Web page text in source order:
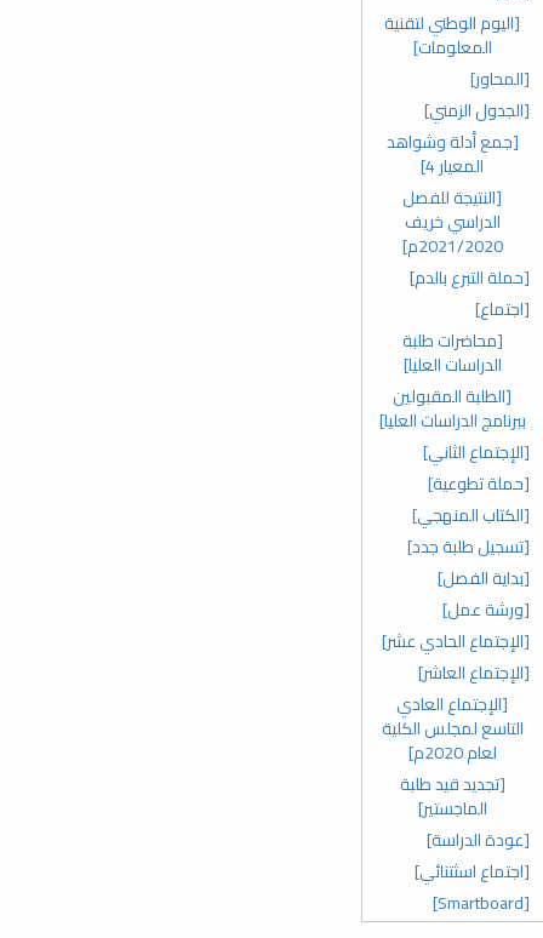
[اليوم الوطني لتقنية
المعلومات]
[المحاور]
[الجدول الزمني]
[جمع أدلة وشواهد
المعيار 4]
[النتيجة للفصل
الدراسي خريف
2021/2020م]
[حملة التبرع بالدم]
[اجتماع]
[محاضرات طلبة
الدراسات العليا]
[الطلبة المقبولين
ببرنامج الدراسات العليا]
[الإجتماع الثاني]
[حملة تطوعية]
[الكتاب المنهجي]
[تسجيل طلبة جدد]
[بداية الفصل]
[ورشة عمل]
[الإجتماع الحادي عشر]
[الإجتماع العاشر]
[الإجتماع العادي
التاسع لمجلس الكلية
لعام 2020م]
[تجديد قيد طلبة
الماجستير]
[عودة الدراسة]
[اجتماع اسثتنائي]
[Smartboard]